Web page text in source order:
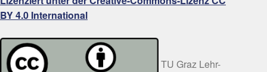
BY 4.0 International
TU Graz Lehr-